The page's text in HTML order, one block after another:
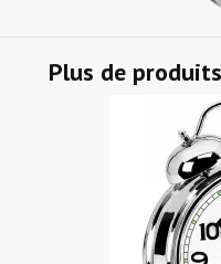
Plus de